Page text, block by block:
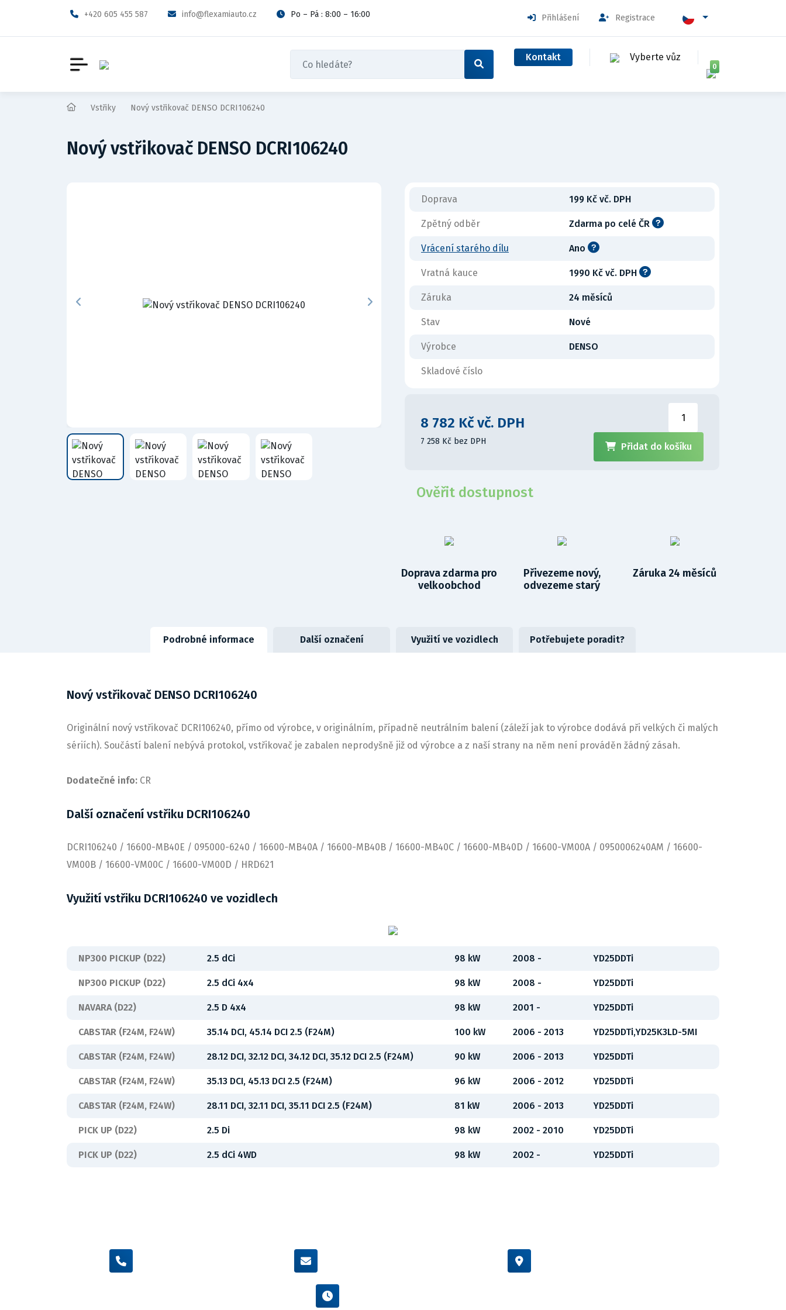
+420 605 455 587 info@flexamiauto.cz Po – Pá : 8:00 – 16:00 Přihlášení Registrace
Kontakt Vyberte vůz
0
Vstřiky Nový vstřikovač DENSO DCRI106240
Nový vstřikovač DENSO DCRI106240
Doprava 199 Kč vč. DPH
Zpětný odběr Zdarma po celé ČR
Vrácení starého dílu Ano
Vratná kauce 1990 Kč vč. DPH
Záruka 24 měsíců
Stav Nové
Výrobce DENSO
Skladové číslo
8 782 Kč vč. DPH
7 258 Kč bez DPH Přidat do košíku
Ověřit dostupnost
Doprava zdarma pro
velkoobchod
Přivezeme nový,
odvezeme starý
Záruka 24 měsíců
Podrobné informace Další označení Využití ve vozidlech Potřebujete poradit?
Nový vstřikovač DENSO DCRI106240
Originální nový vstřikovač DCRI106240, přímo od výrobce, v originálním, případně neutrálním balení (záleží jak to výrobce dodává při velkých či malých
sériích). Součástí balení nebývá protokol, vstřikovač je zabalen neprodyšně již od výrobce a z naší strany na něm není prováděn žádný zásah.
Dodatečné info: CR
Další označení vstřiku DCRI106240
DCRI106240 / 16600-MB40E / 095000-6240 / 16600-MB40A / 16600-MB40B / 16600-MB40C / 16600-MB40D / 16600-VM00A / 0950006240AM / 16600-
VM00B / 16600-VM00C / 16600-VM00D / HRD621
Využití vstřiku DCRI106240 ve vozidlech
NP300 PICKUP (D22) 2.5 dCi 98 kW 2008 - YD25DDTi
NP300 PICKUP (D22) 2.5 dCi 4x4 98 kW 2008 - YD25DDTi
NAVARA (D22) 2.5 D 4x4 98 kW 2001 - YD25DDTi
CABSTAR (F24M, F24W) 35.14 DCI, 45.14 DCI 2.5 (F24M) 100 kW 2006 - 2013 YD25DDTi,YD25K3LD-5MI
CABSTAR (F24M, F24W) 28.12 DCI, 32.12 DCI, 34.12 DCI, 35.12 DCI 2.5 (F24M) 90 kW 2006 - 2013 YD25DDTi
CABSTAR (F24M, F24W) 35.13 DCI, 45.13 DCI 2.5 (F24M) 96 kW 2006 - 2012 YD25DDTi
CABSTAR (F24M, F24W) 28.11 DCI, 32.11 DCI, 35.11 DCI 2.5 (F24M) 81 kW 2006 - 2013 YD25DDTi
PICK UP (D22) 2.5 Di 98 kW 2002 - 2010 YD25DDTi
PICK UP (D22) 2.5 dCi 4WD 98 kW 2002 - YD25DDTi